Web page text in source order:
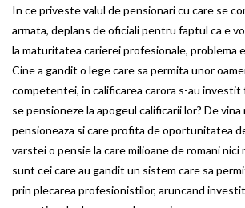
In ce priveste valul de pensionari cu care se
armata, deplans de oficiali pentru faptul ca e
la maturitatea carierei profesionale, problema
Cine a gandit o lege care sa permita unor
competentei, in calificarea carora s-au investit
se pensioneze la apogeul calificarii lor? De
pensioneaza si care profita de oportunitatea
varstei o pensie la care milioane de romani nici
sunt cei care au gandit un sistem care sa
prin plecarea profesionistilor, aruncand